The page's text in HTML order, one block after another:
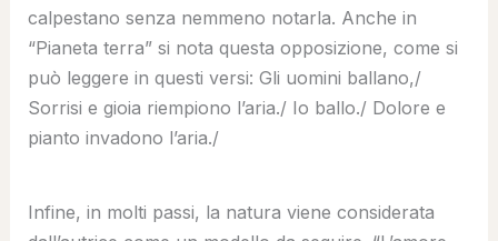
calpestano senza nemmeno notarla. Anche in
“Pianeta terra” si nota questa opposizione, come si
può leggere in questi versi: Gli uomini ballano,/
Sorrisi e gioia riempiono l’aria./ Io ballo./ Dolore e
pianto invadono l’aria./
Infine, in molti passi, la natura viene considerata